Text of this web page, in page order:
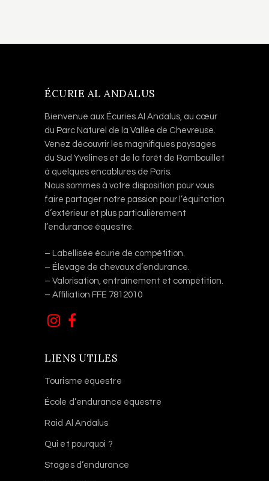
ÉCURIE AL ANDALUS
Bienvenue aux Écuries Al Andalus, au cœur
du Parc Naturel de la Vallée de Chevreuse.
Venez découvrir les magnifiques paysages
du Sud Yvelines et de la forêt de Rambouillet
à quelques encablures de Paris.
Nous sommes à votre disposition pour vous
faire partager notre passion pour l’équitation
d’extérieur et plus particulièrement
l’endurance équestre.
– Labellisée écurie de compétition.
– Élevage de chevaux d’endurance.
– Valorisation, entraînement et compétition.
– Affiliation FFE 7812010
LIENS UTILES
Tourisme équestre
École d’endurance équestre
Raid Al Andalus
Qui et pourquoi ?
Stages d’endurance